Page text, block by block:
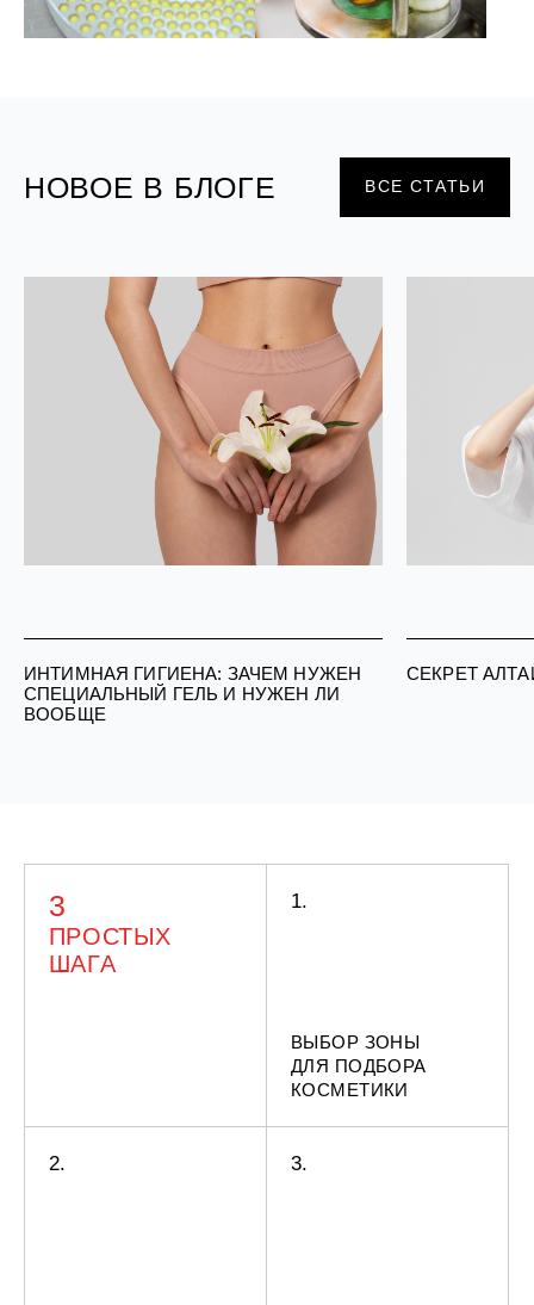
НОВОЕ В БЛОГЕ ВСЕ СТАТЬИ
ИНТИМНАЯ ГИГИЕНА: ЗАЧЕМ НУЖЕН
СПЕЦИАЛЬНЫЙ ГЕЛЬ И НУЖЕН ЛИ
ВООБЩЕ
СЕКРЕТ
3
ПРОСТЫХ
ШАГА
1.
ВЫБОР ЗОНЫ
ДЛЯ ПОДБОРА
КОСМЕТИКИ
2. 3.